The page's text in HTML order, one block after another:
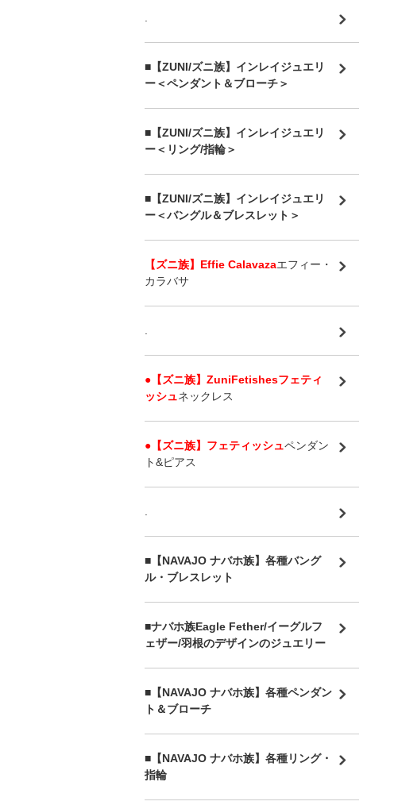
■【ZUNI/ズニ族】インレイジュエリ
ー＜ペンダント＆ブローチ＞
■【ZUNI/ズニ族】インレイジュエリ
ー＜リング/指輪＞
■【ZUNI/ズニ族】インレイジュエリ
ー＜バングル＆ブレスレット＞
【ズニ族】Effie Calavazaエフィー・
カラバサ
●【ズニ族】ZuniFetishesフェティ
ッシュネックレス
●【ズニ族】フェティッシュペンダン
ト&ピアス
■【NAVAJO ナバホ族】各種バング
ル・ブレスレット
■ナバホ族Eagle Fether/イーグルフ
ェザー/羽根のデザインのジュエリー
■【NAVAJO ナバホ族】各種ペンダン
ト＆ブローチ
■【NAVAJO ナバホ族】各種リング・
指輪